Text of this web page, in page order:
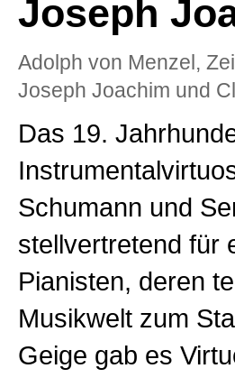
Joseph
Adolph von Menzel,
Joseph Joachim und
Das 19.
Schumann und
stellvertretend für
Pianisten, deren
Musikwelt zum
Geige gab es